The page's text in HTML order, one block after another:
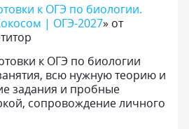
к ОГЭ по биологии.
| ОГЭ-2027» от
к ОГЭ по биологии
всю нужную теорию и
задания и пробные
сопровождение личного